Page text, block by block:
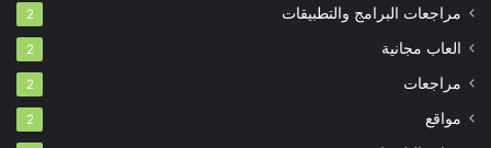
مراجعات البرامج والتطبيقات 2
العاب مجانية 2
مراجعات 2
مواقع 2